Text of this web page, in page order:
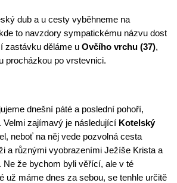
to navzdory sympatickému názvu dost
zastávku děláme u Ovčího vrchu (37),
procházkou po vrstevnici.
dnešní páté a poslední pohoří,
Velmi zajímavý je následující Kotelský
neboť na něj vede pozvolná cesta
a různými vyobrazeními Ježíše Krista a
Ne že bychom byli věřící, ale v té
už máme dnes za sebou, se tenhle určitě